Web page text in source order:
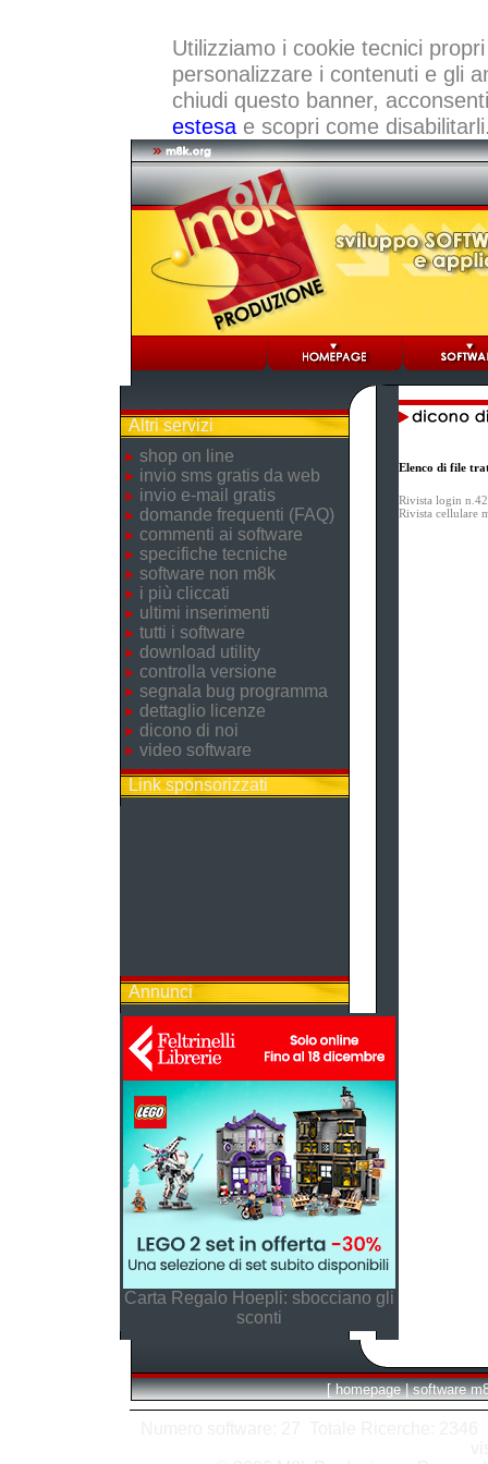
Utilizziamo i cookie tecnici
personalizzare i contenuti e gli
chiudi questo banner,
estesae scopri come
Altri servizi
shop on line
invio sms gratis da web
invio e-mail gratis
domande frequenti (FAQ)
commenti ai software
specifiche tecniche
software non m8k
i più cliccati
ultimi inserimenti
tutti i software
download utility
controlla versione
segnala bug programma
dettaglio licenze
dicono di noi
video software
Link sponsorizzati
Annunci
Carta Regalo Hoepli: sbocciano gli
sconti
Elenco di file
Rivista login
Rivista cellulare
[ homepage | software